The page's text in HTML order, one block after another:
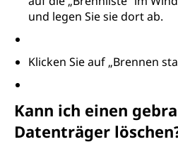
und legen Sie sie dort ab.
Klicken Sie auf „Brennen
Kann ich einen
Datenträger